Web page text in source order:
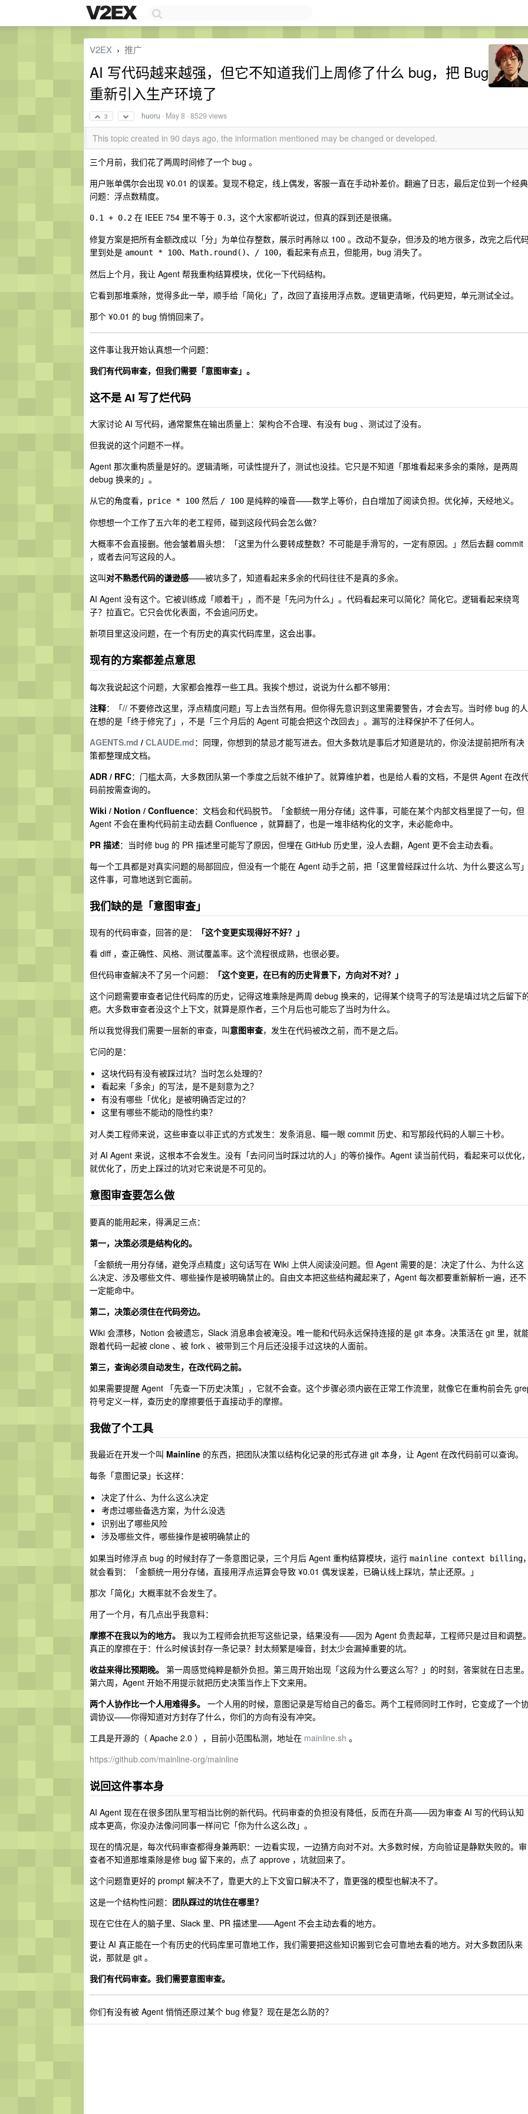
V2EX › 推广
AI 写代码越来越强，但它不知道我们上周修了什么 bug，把 Bug
重新引入生产环境了
3 huoru · May 8 · 8529 views
This topic created in 90 days ago, the information mentioned may be changed or developed.
三个月前，我们花了两周时间修了一个 bug 。
用户账单偶尔会出现 ¥0.01 的误差。复现不稳定，线上偶发，客服一直在手动补差价。翻遍了日志，最后定位到一个经典
问题：浮点数精度。
0.1 + 0.2 在 IEEE 754 里不等于 0.3，这个大家都听说过，但真的踩到还是很痛。
修复方案是把所有金额改成以「分」为单位存整数，展示时再除以 100 。改动不复杂，但涉及的地方很多，改完之后代
里到处是 amount * 100、 Math.round()、 / 100，看起来有点丑，但能用，bug 消失了。
然后上个月，我让 Agent 帮我重构结算模块，优化一下代码结构。
它看到那堆乘除，觉得多此一举，顺手给「简化」了，改回了直接用浮点数。逻辑更清晰，代码更短，单元测试全过。
那个 ¥0.01 的 bug 悄悄回来了。
这件事让我开始认真想一个问题：
我们有代码审查，但我们需要「意图审查」。
这不是 AI 写了烂代码
大家讨论 AI 写代码，通常聚焦在输出质量上：架构合不合理、有没有 bug 、测试过了没有。
但我说的这个问题不一样。
Agent 那次重构质量是好的。逻辑清晰，可读性提升了，测试也没挂。它只是不知道「那堆看起来多余的乘除，是两周
debug 换来的」。
从它的角度看，
price * 100 然后 / 100 是纯粹的噪音——数学上等价，白白增加了阅读负担。优化掉，天经地义。
你想想一个工作了五六年的老工程师，碰到这段代码会怎么做？
大概率不会直接删。他会皱着眉头想：「这里为什么要转成整数？不可能是手滑写的，一定有原因。」然后去翻 commit
，或者去问写这段的人。
这叫对不熟悉代码的谦逊感——被坑多了，知道看起来多余的代码往往不是真的多余。
AI Agent 没有这个。它被训练成「顺着干」，而不是「先问为什么」。代码看起来可以简化？简化它。逻辑看起来绕弯
子？拉直它。它只会优化表面，不会追问历史。
新项目里这没问题，在一个有历史的真实代码库里，这会出事。
现有的方案都差点意思
每次我说起这个问题，大家都会推荐一些工具。我挨个想过，说说为什么都不够用：
注释：「// 不要修改这里，浮点精度问题」写上去当然有用。但你得先意识到这里需要警告，才会去写。当时修 bug 的人
在想的是「终于修完了」，不是「三个月后的 Agent 可能会把这个改回去」。漏写的注释保护不了任何人。
AGENTS.md / CLAUDE.md：同理，你想到的禁忌才能写进去。但大多数坑是事后才知道是坑的，你没法提前把所有决
策都整理成文档。
ADR / RFC：门槛太高，大多数团队第一个季度之后就不维护了。就算维护着，也是给人看的文档，不是供 Agent 在改
码前按需查询的。
Wiki / Notion / Confluence：文档会和代码脱节。「金额统一用分存储」这件事，可能在某个内部文档里提了一句，但
Agent 不会在重构代码前主动去翻 Confluence ，就算翻了，也是一堆非结构化的文字，未必能命中。
PR 描述：当时修 bug 的 PR 描述里可能写了原因，但埋在 GitHub 历史里，没人去翻，Agent 更不会主动去看。
每一个工具都是对真实问题的局部回应，但没有一个能在 Agent 动手之前，把「这里曾经踩过什么坑、为什么要这么写」
这件事，可靠地送到它面前。
我们缺的是「意图审查」
现有的代码审查，回答的是：
「这个变更实现得好不好？」
看 diff ，查正确性、风格、测试覆盖率。这个流程很成熟，也很必要。
但代码审查解决不了另一个问题：
「这个变更，在已有的历史背景下，方向对不对？」
这个问题需要审查者记住代码库的历史，记得这堆乘除是两周 debug 换来的，记得某个绕弯子的写法是填过坑之后留下
疤。大多数审查者没这个上下文，就算是原作者，三个月后也可能忘了当时为什么。
所以我觉得我们需要一层新的审查，叫意图审查，发生在代码被改之前，而不是之后。
它问的是：
这块代码有没有被踩过坑？当时怎么处理的？
看起来「多余」的写法，是不是刻意为之？
有没有哪些「优化」是被明确否定过的？
这里有哪些不能动的隐性约束？
对人类工程师来说，这些审查以非正式的方式发生：发条消息、瞄一眼 commit 历史、和写那段代码的人聊三十秒。
对 AI Agent 来说，这根本不会发生。没有「去问问当时踩过坑的人」的等价操作。Agent 读当前代码，看起来可以优化
就优化了，历史上踩过的坑对它来说是不可见的。
意图审查要怎么做
要真的能用起来，得满足三点：
第一，决策必须是结构化的。
「金额统一用分存储，避免浮点精度」这句话写在 Wiki 上供人阅读没问题。但 Agent 需要的是：决定了什么、为什么这
么决定、涉及哪些文件、哪些操作是被明确禁止的。自由文本把这些结构藏起来了，Agent 每次都要重新解析一遍，还不
一定能命中。
第二，决策必须住在代码旁边。
Wiki 会漂移，Notion 会被遗忘，Slack 消息串会被淹没。唯一能和代码永远保持连接的是 git 本身。决策活在 git 里，就
跟着代码一起被 clone 、被 fork 、被带到三个月后还没接手过这块的人面前。
第三，查询必须自动发生，在改代码之前。
如果需要提醒 Agent 「先查一下历史决策」，它就不会查。这个步骤必须内嵌在正常工作流里，就像它在重构前会先
符号定义一样，查历史的摩擦要低于直接动手的摩擦。
我做了个工具
我最近在开发一个叫 Mainline 的东西，把团队决策以结构化记录的形式存进 git 本身，让 Agent 在改代码前可以查询。
每条「意图记录」长这样：
决定了什么、为什么这么决定
考虑过哪些备选方案，为什么没选
识别出了哪些风险
涉及哪些文件，哪些操作是被明确禁止的
如果当时修浮点 bug 的时候封存了一条意图记录，三个月后 Agent 重构结算模块，运行 mainline context billing
就会看到：「金额统一用分存储，直接用浮点运算会导致 ¥0.01 偶发误差，已确认线上踩坑，禁止还原。」
那次「简化」大概率就不会发生了。
用了一个月，有几点出乎我意料：
摩擦不在我以为的地方。 我以为工程师会抗拒写这些记录，结果没有——因为 Agent 负责起草，工程师只是过目和调整
真正的摩擦在于：什么时候该封存一条记录？封太频繁是噪音，封太少会漏掉重要的坑。
收益来得比预期晚。 第一周感觉纯粹是额外负担。第三周开始出现「这段为什么要这么写？」的时刻，答案就在日志里
第六周，Agent 开始不用提示就把历史决策当作上下文来用。
两个人协作比一个人用难得多。 一个人用的时候，意图记录是写给自己的备忘。两个工程师同时工作时，它变成了一个
调协议——你得知道对方封存了什么，你们的方向有没有冲突。
工具是开源的（ Apache 2.0 ），目前小范围私测，地址在 mainline.sh 。
https://github.com/mainline-org/mainline
说回这件事本身
AI Agent 现在在很多团队里写相当比例的新代码。代码审查的负担没有降低，反而在升高——因为审查 AI 写的代码认知
成本更高，你没办法像问同事一样问它「你为什么这么改」。
现在的情况是，每次代码审查都得身兼两职：一边看实现，一边猜方向对不对。大多数时候，方向验证是静默失败的。审
查者不知道那堆乘除是修 bug 留下来的，点了 approve ，坑就回来了。
这个问题靠更好的 prompt 解决不了，靠更大的上下文窗口解决不了，靠更强的模型也解决不了。
这是一个结构性问题： 团队踩过的坑住在哪里？
现在它住在人的脑子里、Slack 里、PR 描述里——Agent 不会主动去看的地方。
要让 AI 真正能在一个有历史的代码库里可靠地工作，我们需要把这些知识搬到它会可靠地去看的地方。对大多数团队来
说，那就是 git 。
我们有代码审查。我们需要意图审查。
你们有没有被 Agent 悄悄还原过某个 bug 修复？现在是怎么防的？